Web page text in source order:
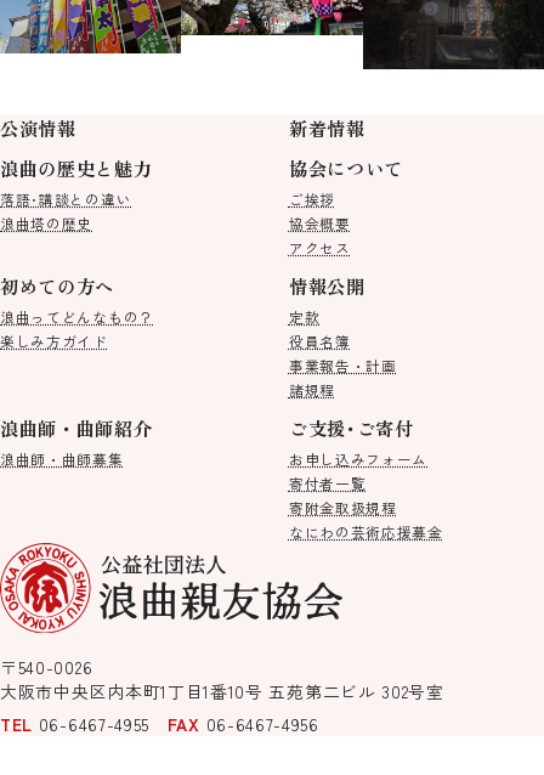
公演情報
新着情報
浪曲の歴史と魅力
落語･講談との違い
浪曲塔の歴史
協会について
ご挨拶
協会概要
アクセス
初めての方へ
浪曲ってどんなもの？
楽しみ方ガイド
情報公開
定款
役員名簿
事業報告・計画
諸規程
浪曲師・曲師紹介
浪曲師・曲師募集
ご支援･ご寄付
お申し込みフォーム
寄付者一覧
寄附金取扱規程
なにわの芸術応援募金
〒540-0026
大阪市中央区内本町1丁目1番10号 五苑第二ビル 302号室
TEL 06-6467-4955 FAX 06-6467-4956